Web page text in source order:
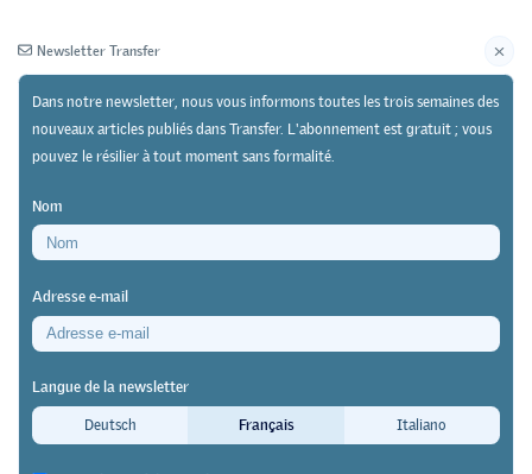
Newsletter Archives
06/03/24
Étude de l'Université d'Exeter
Combien de langues étrangères les
jeunes expérimentent-ils dans le
Newsletter Transfer
Dans notre newsletter, nous vous informons toutes les trois semaines des
nouveaux articles publiés dans Transfer. L'abonnement est gratuit ; vous
pouvez le résilier à tout moment sans formalité.
Nom
Adresse e-mail
Langue de la newsletter
Deutsch
Français Italiano